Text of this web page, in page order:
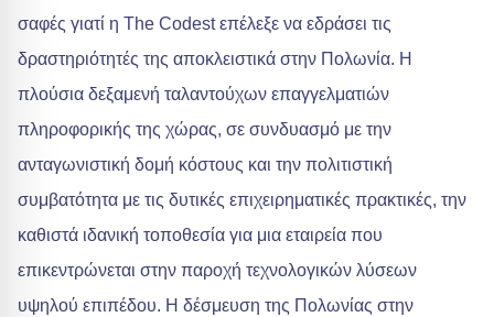
σαφές γιατί η The Codest επέλεξε να εδράσει τις
δραστηριότητές της αποκλειστικά στην Πολωνία. Η
πλούσια δεξαμενή ταλαντούχων επαγγελματιών
πληροφορικής της χώρας, σε συνδυασμό με την
ανταγωνιστική δομή κόστους και την πολιτιστική
συμβατότητα με τις δυτικές επιχειρηματικές πρακτικές, την
καθιστά ιδανική τοποθεσία για μια εταιρεία που
επικεντρώνεται στην παροχή τεχνολογικών λύσεων
υψηλού επιπέδου. Η δέσμευση της Πολωνίας στην